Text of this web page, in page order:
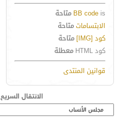
BB code is
متاحة
الابتساماتمتاحة
كود [IMG]
متاحة
كود HTML
معطلة
قوانين المنتدى
الانتقال السريع